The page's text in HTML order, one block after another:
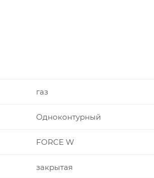
газ
Одноконтурный
FORCE W
закрытая